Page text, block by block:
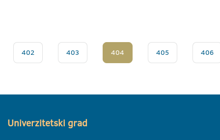
402 403 404 405 406
Univerzitetski grad